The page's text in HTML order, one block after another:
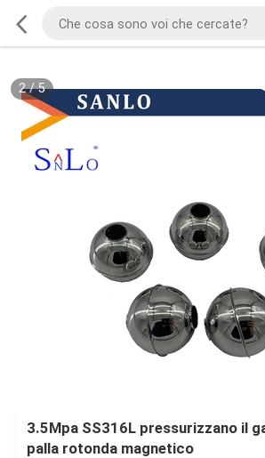
2/5
3.5Mpa SS316L pressurizzano il
palla rotonda magnetico